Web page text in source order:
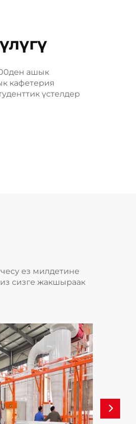
ашык
кафетерия
үстелдер
ез милдетине
сизге жакшыраак